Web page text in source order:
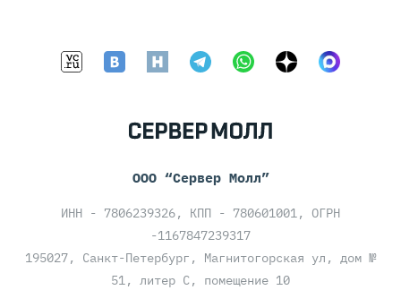
ООО “Сервер Молл”
ИНН - 7806239326, КПП - 780601001, ОГРН
-1167847239317
195027, Санкт-Петербург, Магнитогорская ул, дом №
51, литер С, помещение 10